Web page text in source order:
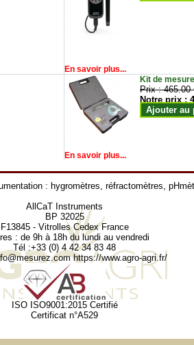
En savoir plus...
Kit de
Prix :465.00
Notre prix :
Ajouter au
En savoir plus...
: hygromètres, réfractomètres,
AllCaT Instruments
BP 32025
F13845 - Vitrolles Cedex France
: de 9h à 18h du lundi au vendredi
Tél :+33 (0) 4 42 34 83 48
https://www.agro-agri.fr/
ISO ISO9001:2015 Certifié
Certificat n°A529